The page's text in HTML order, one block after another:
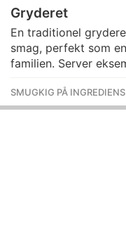
Gryderet
En traditionel
smag, perfekt som
familien. Server
SMUGKIG PÅ